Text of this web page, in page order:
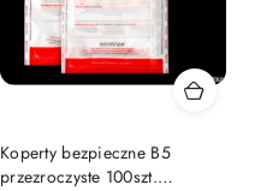
Koperty bezpieczne B5
przezroczyste 100szt.